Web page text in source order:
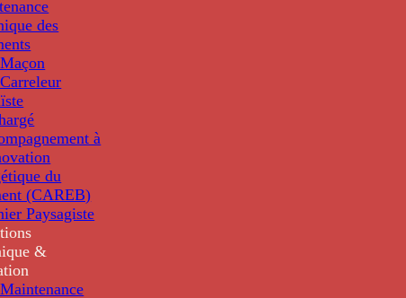
des
à
du
(CAREB)
Paysagiste
&